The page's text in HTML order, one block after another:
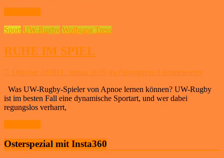
Sport UW-Rugby Wolfgang Tress
RUHE IM SPIEL
7. Oktober 201831. Januar 2019 dwfWordpress 0 Kommentare
Was UW-Rugby-Spieler von Apnoe lernen können? UW-Rugby
ist im besten Fall eine dynamische Sportart, und wer dabei
regungslos verharrt,
Osterspezial mit Insta360